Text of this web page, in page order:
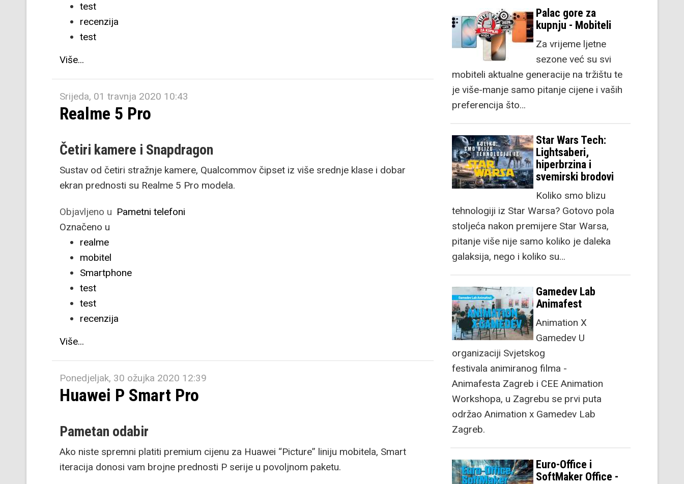
test
recenzija
test
Više...
Srijeda, 01 travnja 2020 10:43
Realme 5 Pro
Četiri kamere i Snapdragon
Sustav od četiri stražnje kamere, Qualcommov čipset iz više srednje klase i dobar
ekran prednosti su Realme 5 Pro modela.
Objavljeno u Pametni telefoni
Označeno u
realme
mobitel
Smartphone
test
test
recenzija
Više...
Ponedjeljak, 30 ožujka 2020 12:39
Huawei P Smart Pro
Pametan odabir
Ako niste spremni platiti premium cijenu za Huawei “Picture” liniju mobitela, Smart
iteracija donosi vam brojne prednosti P serije u povoljnom paketu.
Palac gore za
kupnju - Mobiteli
Za vrijeme ljetne
sezone već su svi
mobiteli aktualne generacije na tržištu te
je više-manje samo pitanje cijene i vaših
preferencija što…
Star Wars Tech:
Lightsaberi,
hiperbrzina i
svemirski brodovi
Koliko smo blizu
tehnologiji iz Star Warsa? Gotovo pola
stoljeća nakon premijere Star Warsa,
pitanje više nije samo koliko je daleka
galaksija, nego i koliko su…
Gamedev Lab
Animafest
Animation X
Gamedev U
organizaciji Svjetskog
festivala animiranog filma -
Animafesta Zagreb i CEE Animation
Workshopa, u Zagrebu se prvi puta
održao Animation x Gamedev Lab
Zagreb.
Euro-Office i
SoftMaker Office -